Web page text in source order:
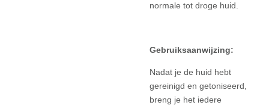
normale tot droge huid.
Gebruiksaanwijzing:
Nadat je de huid hebt
gereinigd en getoniseerd,
breng je het iedere